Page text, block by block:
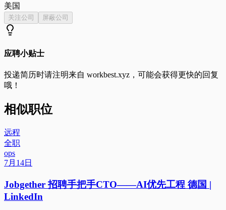
美国
关注公司 屏蔽公司
应聘小贴士
投递简历时请注明来自 workbest.xyz ，可能会获得更快的回复
哦！
相似职位
远程
全职
ops
7月14日
Jobgether 招聘手把手CTO——AI优先工程 德国 |
LinkedIn